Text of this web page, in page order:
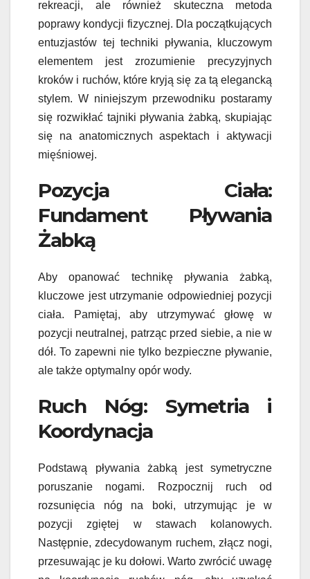
rekreacji, ale również skuteczna metoda
poprawy kondycji fizycznej. Dla początkujących
entuzjastów tej techniki pływania, kluczowym
elementem jest zrozumienie precyzyjnych
kroków i ruchów, które kryją się za tą elegancką
stylem. W niniejszym przewodniku postaramy
się rozwikłać tajniki pływania żabką, skupiając
się na anatomicznych aspektach i aktywacji
mięśniowej.
Pozycja Ciała:
Fundament Pływania
Żabką
Aby opanować technikę pływania żabką,
kluczowe jest utrzymanie odpowiedniej pozycji
ciała. Pamiętaj, aby utrzymywać głowę w
pozycji neutralnej, patrząc przed siebie, a nie w
dół. To zapewni nie tylko bezpieczne pływanie,
ale także optymalny opór wody.
Ruch Nóg: Symetria i
Koordynacja
Podstawą pływania żabką jest symetryczne
poruszanie nogami. Rozpocznij ruch od
rozsunięcia nóg na boki, utrzymując je w
pozycji zgiętej w stawach kolanowych.
Następnie, zdecydowanym ruchem, złącz nogi,
przesuwając je ku dołowi. Warto zwrócić uwagę